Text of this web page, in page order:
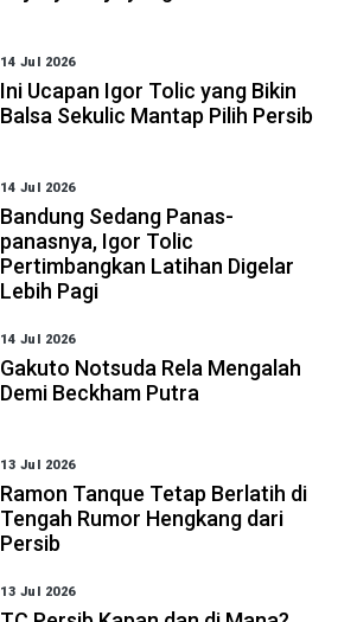
14 Jul 2026
Ini Ucapan Igor Tolic yang Bikin
Balsa Sekulic Mantap Pilih Persib
14 Jul 2026
Bandung Sedang Panas-
panasnya, Igor Tolic
Pertimbangkan Latihan Digelar
Lebih Pagi
14 Jul 2026
Gakuto Notsuda Rela Mengalah
Demi Beckham Putra
13 Jul 2026
Ramon Tanque Tetap Berlatih di
Tengah Rumor Hengkang dari
Persib
13 Jul 2026